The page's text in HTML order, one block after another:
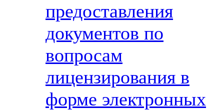
предоставления
документов по
вопросам
лицензирования в
форме электронных